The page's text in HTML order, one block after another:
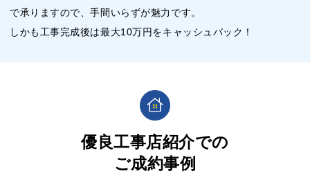
で承りますので、手間いらずが魅力です。
しかも工事完成後は最大10万円をキャッシュバック！
優良工事店紹介での
ご成約事例